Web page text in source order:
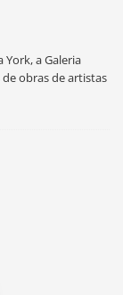
a Galeria
obras de artistas